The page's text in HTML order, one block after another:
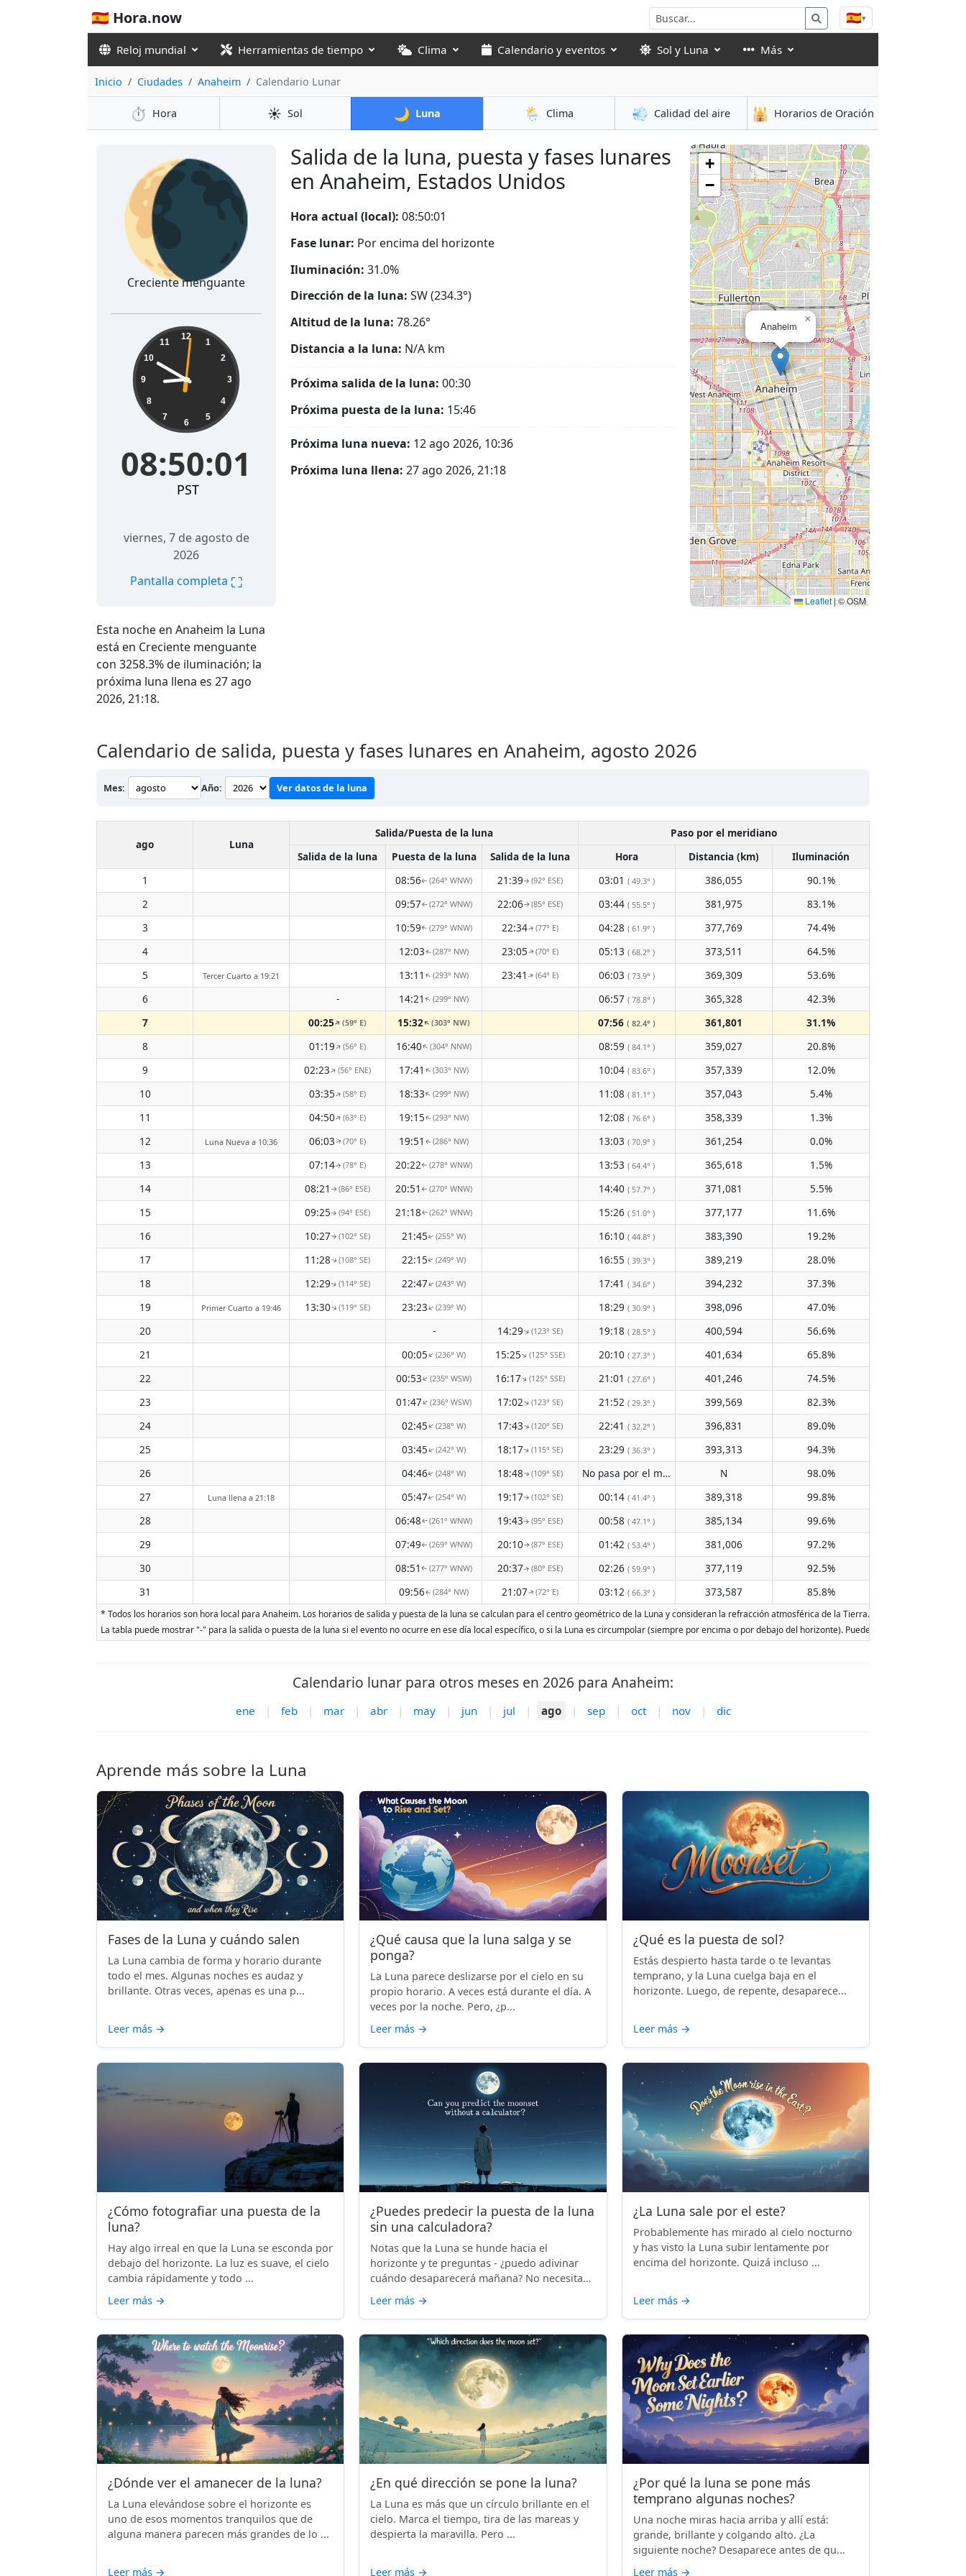
🇪🇸 Hora.now 🇪🇸▾
Reloj mundial Herramientas de tiempo Clima Calendario y eventos Sol y Luna Más
Inicio Ciudades Anaheim Calendario Lunar
⏱️ Hora ☀️ Sol 🌙 Luna 🌦️ Clima 💨 Calidad del aire 🕌 Horarios de Oración
Salida de la luna, puesta y fases lunares
en Anaheim, Estados Unidos
Esta noche en Anaheim la Luna
está en Creciente menguante
con 3258.3% de iluminación; la
próxima luna llena es 27 ago
2026, 21:18.
🌘
Creciente menguante
08:50:02 12
1
2
3
4
5
6
7
8
9
10
11
08:50:02
PST
viernes, 7 de agosto de
2026
Pantalla completa ⛶
Hora actual (local): 08:50:02
Fase lunar: Por encima del horizonte
Iluminación: 31.0%
Dirección de la luna: SW (234.3°)
Altitud de la luna: 78.26°
Distancia a la luna: N/A km
Próxima salida de la luna: 00:30
Próxima puesta de la luna: 15:46
Próxima luna nueva: 12 ago 2026, 10:36
Próxima luna llena: 27 ago 2026, 21:18
Anaheim
×
+
−
Leaflet|© OSM
Calendario de salida, puesta y fases lunares en Anaheim, agosto 2026
Mes: Año: Ver datos de la luna
ago Luna
Salida/Puesta de la luna
Paso por el meridiano
Salida de la luna
Puesta de la luna Salida de la luna Hora Distancia (km)
Iluminación
1
08:56↑(264° WNW) 21:39↑(92° ESE) 03:01 ( 49.3° ) 386,055
90.1%
2
09:57↑(272° WNW) 22:06↑(85° ESE) 03:44 ( 55.5° ) 381,975
83.1%
3
10:59↑(279° WNW) 22:34↑(77° E) 04:28 ( 61.9° ) 377,769
74.4%
4
12:03↑(287° NW) 23:05↑(70° E) 05:13 ( 68.2° ) 373,511
64.5%
5
Tercer Cuarto a 19:21 13:11 ↑(293° NW) 23:41 ↑(64° E) 06:03 ( 73.9° ) 369,309
53.6%
6
- 14:21 ↑(299° NW) 06:57 ( 78.8° ) 365,328
42.3%
7
00:25↑(59° E) 15:32↑(303° NW) 07:56 ( 82.4° ) 361,801
31.1%
8
01:19↑(56° E) 16:40↑(304° NNW) 08:59 ( 84.1° ) 359,027
20.8%
9
02:23↑(56° ENE) 17:41↑(303° NW) 10:04 ( 83.6° ) 357,339
12.0%
10
03:35↑(58° E) 18:33↑(299° NW) 11:08 ( 81.1° ) 357,043
5.4%
11
04:50↑(63° E) 19:15↑(293° NW) 12:08 ( 76.6° ) 358,339
1.3%
12
Luna Nueva a 10:36 06:03↑(70° E) 19:51 ↑(286° NW) 13:03 ( 70.9° ) 361,254
0.0%
13
07:14↑(78° E) 20:22↑(278° WNW) 13:53 ( 64.4° ) 365,618
1.5%
14
08:21 ↑(86° ESE) 20:51 ↑ (270° WNW) 14:40 ( 57.7° ) 371,081
5.5%
15
09:25↑(94° ESE) 21:18↑(262° WNW) 15:26 ( 51.0° ) 377,177
11.6%
16
10:27↑(102° SE) 21:45↑(255° W) 16:10 ( 44.8° ) 383,390
19.2%
17
11:28↑(108° SE) 22:15↑(249° W) 16:55 ( 39.3° ) 389,219
28.0%
18
12:29↑(114° SE) 22:47↑(243° W) 17:41 ( 34.6° ) 394,232
37.3%
19
Primer Cuarto a 19:46 13:30↑(119° SE) 23:23↑(239° W) 18:29 ( 30.9° ) 398,096
47.0%
20
- 14:29↑(123° SE) 19:18 ( 28.5° ) 400,594
56.6%
21
00:05↑(236° W) 15:25↑(125° SSE) 20:10 ( 27.3° ) 401,634
65.8%
22
00:53↑(235° WSW) 16:17↑(125° SSE) 21:01 ( 27.6° ) 401,246
74.5%
23
01:47↑(236° WSW) 17:02↑(123° SE) 21:52 ( 29.3° ) 399,569
82.3%
24
02:45↑(238° W) 17:43↑(120° SE) 22:41 ( 32.2° ) 396,831
89.0%
25
03:45↑(242° W) 18:17↑(115° SE) 23:29 ( 36.3° ) 393,313
94.3%
26
04:46↑(248° W) 18:48↑(109° SE) No pasa por el meridiano N
98.0%
27
Luna llena a 21:18 05:47↑(254° W) 19:17↑(102° SE) 00:14 ( 41.4° ) 389,318
99.8%
28
06:48↑(261° WNW) 19:43↑(95° ESE) 00:58 ( 47.1° ) 385,134
99.6%
29
07:49↑(269° WNW) 20:10↑(87° ESE) 01:42 ( 53.4° ) 381,006
97.2%
30
08:51 ↑(277° WNW) 20:37↑(80° ESE) 02:26 ( 59.9° ) 377,119
92.5%
31
09:56↑(284° NW) 21:07↑(72° E) 03:12 ( 66.3° ) 373,587 85.8%
* Todos los horarios son hora local para Anaheim. Los horarios de salida y puesta de la luna se calculan para el centro geométrico de la Luna y consideran la refracción atmosférica de la Tierra. Las fechas se
La tabla puede mostrar "-" para la salida o puesta de la luna si el evento no ocurre en ese día local específico, o si la Luna es circumpolar (siempre por encima o por debajo del horizonte). Pueden ocurrir dos salidas
Calendario lunar para otros meses en 2026 para Anaheim:
ene | feb | mar | abr | may | jun | jul | ago | sep | oct | nov | dic
Aprende más sobre la Luna
Fases de la Luna y cuándo salen
La Luna cambia de forma y horario durante
todo el mes. Algunas noches es audaz y
brillante. Otras veces, apenas es una p...
Leer más →
¿Qué causa que la luna salga y se
ponga?
La Luna parece deslizarse por el cielo en su
propio horario. A veces está durante el día. A
veces por la noche. Pero, ¿p...
Leer más →
¿Qué es la puesta de sol?
Estás despierto hasta tarde o te levantas
temprano, y la Luna cuelga baja en el
horizonte. Luego, de repente, desaparece...
Leer más →
¿Cómo fotografiar una puesta de la
luna?
Hay algo irreal en que la Luna se esconda por
debajo del horizonte. La luz es suave, el cielo
cambia rápidamente y todo ...
Leer más →
¿Puedes predecir la puesta de la luna
sin una calculadora?
Notas que la Luna se hunde hacia el
horizonte y te preguntas - ¿puedo adivinar
cuándo desaparecerá mañana? No necesitas
Leer más →
¿La Luna sale por el este?
Probablemente has mirado al cielo nocturno
y has visto la Luna subir lentamente por
encima del horizonte. Quizá incluso ...
Leer más →
¿Dónde ver el amanecer de la luna?
La Luna elevándose sobre el horizonte es
uno de esos momentos tranquilos que de
alguna manera parecen más grandes de lo ...
Leer más →
¿En qué dirección se pone la luna?
La Luna es más que un círculo brillante en el
cielo. Marca el tiempo, tira de las mareas y
despierta la maravilla. Pero ...
Leer más →
¿Por qué la luna se pone más
temprano algunas noches?
Una noche miras hacia arriba y allí está:
grande, brillante y colgando alto. ¿La
siguiente noche? Desaparece antes de qu...
Leer más →